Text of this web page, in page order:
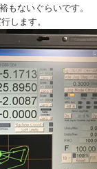
もないぐらいです。
します。